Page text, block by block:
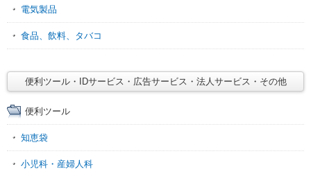
電気製品
食品、飲料、タバコ
便利ツール・IDサービス・広告サービス・法人サービス・その他
便利ツール
知恵袋
小児科・産婦人科